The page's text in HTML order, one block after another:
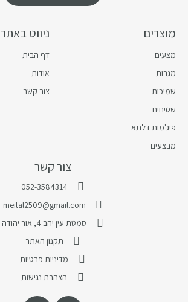
צור קשר
052-3584314
meital2509@gmail.com
סמטת עין יהב 4, אור יהודה
תקנון האתר
מדיניות פרטיות
הצהרת נגישות
ניווט באתר
דף הבית
אודות
צור קשר
מוצרים
מצעים
מגבות
שמיכות
שטיחים
פיג'מות דלתא
מבצעים